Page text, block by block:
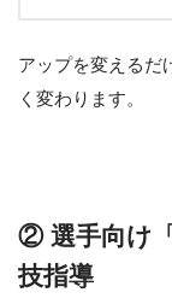
アップを変えるだ
く変わります。
② 選手向け
技指導